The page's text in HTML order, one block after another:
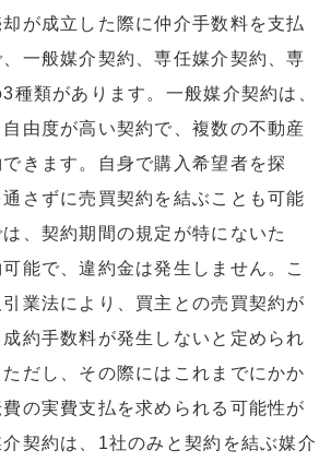
が成立した際に仲介手数料を支払
一般媒介契約、専任媒介契約、専
種類があります。一般媒介契約は、
由度が高い契約で、複数の不動産
きます。自身で購入希望者を探
さずに売買契約を結ぶことも可能
、契約期間の規定が特にないた
能で、違約金は発生しません。こ
業法により、買主との売買契約が
約手数料が発生しないと定められ
だし、その際にはこれまでにかか
の実費支払を求められる可能性が
契約は、1社のみと契約を結ぶ媒介